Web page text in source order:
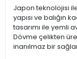
Japon teknolojisi
yapısı ve balığın
tasarımı ile yemli
Dövme çelikten
inanılmaz bir